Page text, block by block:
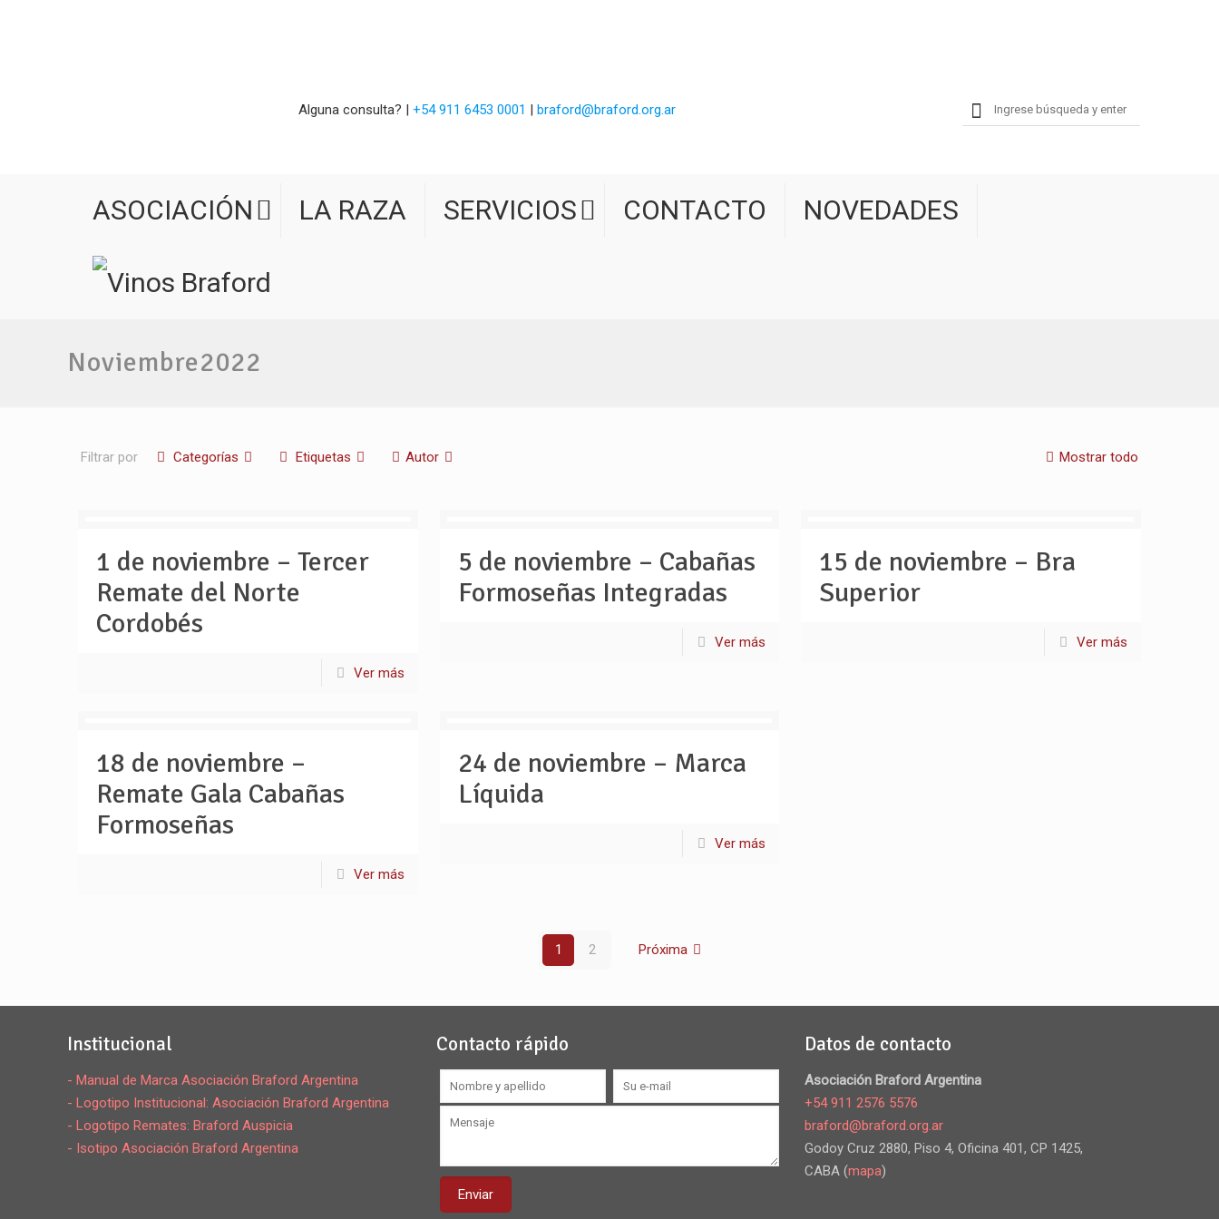
Alguna consulta? | +54 911 6453 0001 | braford@braford.org.ar
ASOCIACIÓN LA RAZA SERVICIOS CONTACTO NOVEDADES
Noviembre2022
Filtrar por Categorías Etiquetas Autor Mostrar todo
1 de noviembre – Tercer
Remate del Norte
Cordobés
Ver más
5 de noviembre – Cabañas
Formoseñas Integradas
Ver más
15 de noviembre – Bra
Superior
Ver más
18 de noviembre –
Remate Gala Cabañas
Formoseñas
Ver más
24 de noviembre – Marca
Líquida
Ver más
1 2 Próxima
Institucional
- Manual de Marca Asociación Braford Argentina
- Logotipo Institucional: Asociación Braford Argentina
- Logotipo Remates: Braford Auspicia
- Isotipo Asociación Braford Argentina
Contacto rápido Datos de contacto
Asociación Braford Argentina
+54 911 2576 5576
braford@braford.org.ar
Godoy Cruz 2880, Piso 4, Oficina 401, CP 1425,
CABA (mapa)